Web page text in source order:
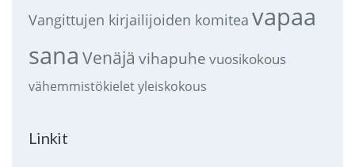
Vangittujen kirjailijoiden komitea vapaa
sana Venäjä vihapuhe vuosikokous
vähemmistökieletyleiskokous
Linkit